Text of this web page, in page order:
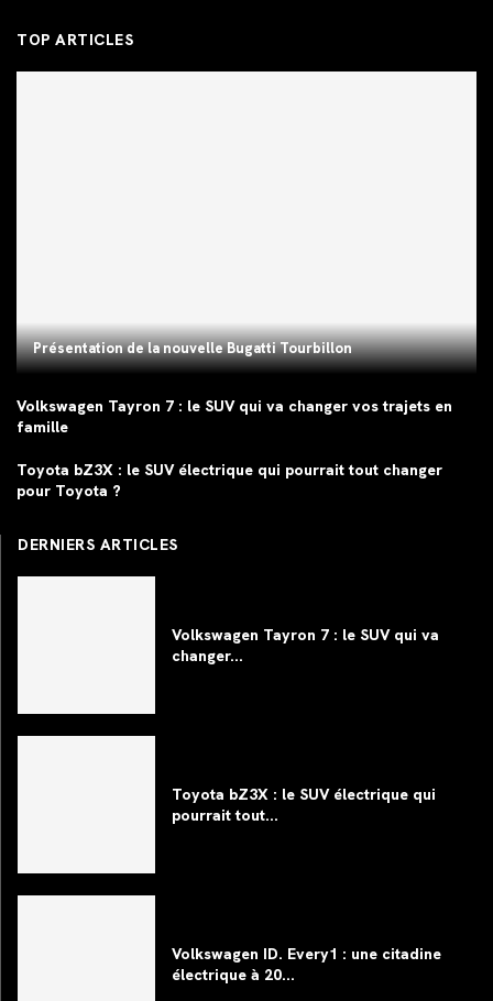
TOP ARTICLES
Présentation de la nouvelle Bugatti Tourbillon
Volkswagen Tayron 7 : le SUV qui va changer vos trajets en
famille
Toyota bZ3X : le SUV électrique qui pourrait tout changer
pour Toyota ?
DERNIERS ARTICLES
Volkswagen Tayron 7 : le SUV qui va
changer...
Toyota bZ3X : le SUV électrique qui
pourrait tout...
Volkswagen ID. Every1 : une citadine
électrique à 20...